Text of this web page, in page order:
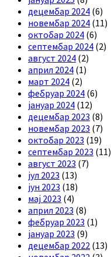
децембар 2024 (6)
новембар 2024 (11)
октобар 2024 (6)
септембар 2024 (2)
август 2024 (2)
април 2024 (1)
март 2024 (2)
фебруар 2024 (6)
јануар 2024 (12)
децембар 2023 (8)
новембар 2023 (7)
октобар 2023 (19)
септембар 2023 (11)
август 2023 (7)
јул 2023 (13)
јун 2023 (18)
мај 2023 (4)
април 2023 (8)
фебруар 2023 (1)
јануар 2023 (9)
децембар 2022 (13)